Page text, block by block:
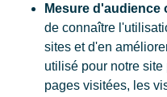
Mesure d'audience
de connaître
sites et d'en
utilisé pour notre
pages visitées, les